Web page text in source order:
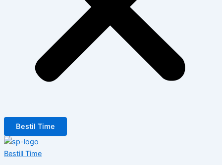
Bestil Time
Bestill Time